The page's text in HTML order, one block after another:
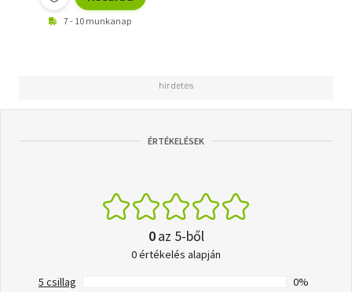
7 - 10 munkanap
ÉRTÉKELÉSEK
0az 5-ből
0 értékelés alapján
5 csillag
0%